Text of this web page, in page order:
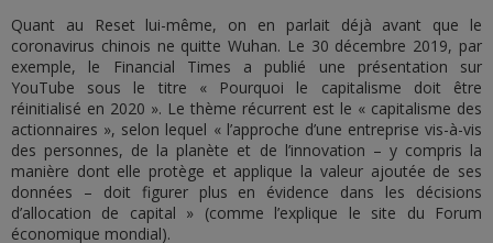
Quant au Reset lui-même, on en parlait déjà avant que le
coronavirus chinois ne quitte Wuhan. Le 30 décembre 2019, par
exemple, le Financial Times a publié une présentation sur
YouTube sous le titre « Pourquoi le capitalisme doit être
réinitialisé en 2020 ». Le thème récurrent est le « capitalisme des
actionnaires », selon lequel « l’approche d’une entreprise vis-à-vis
des personnes, de la planète et de l’innovation – y compris la
manière dont elle protège et applique la valeur ajoutée de ses
données – doit figurer plus en évidence dans les décisions
d’allocation de capital » (comme l’explique le site du Forum
économique mondial).